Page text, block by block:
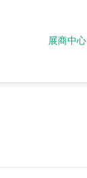
展商中心